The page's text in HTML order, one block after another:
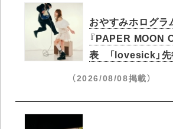
おやすみホログラ
『PAPER MOON
表 「lovesick」
（2026/08/08掲載）